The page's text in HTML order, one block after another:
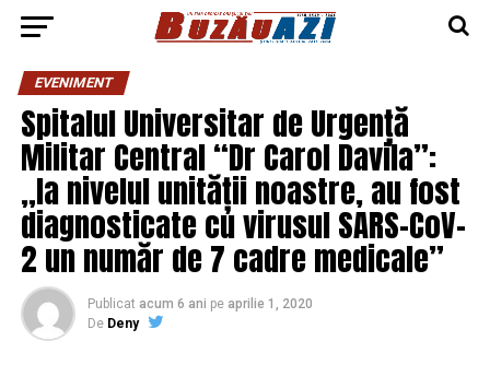
EVENIMENT
Spitalul Universitar de Urgență
Militar Central “Dr Carol Davila”:
„la nivelul unității noastre, au fost
diagnosticate cu virusul SARS-CoV-
2 un număr de 7 cadre medicale”
Publicat acum 6 ani pe aprilie 1, 2020
De Deny